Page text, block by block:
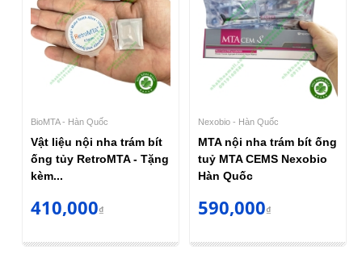
BioMTA - Hàn Quốc
Vật liệu nội nha trám bít
ống tủy RetroMTA - Tặng
kèm...
410,000₫
Nexobio - Hàn Quốc
MTA nội nha trám bít ống
tuỷ MTA CEMS Nexobio
Hàn Quốc
590,000₫